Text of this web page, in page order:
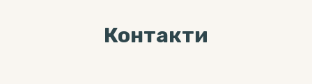
Контакти